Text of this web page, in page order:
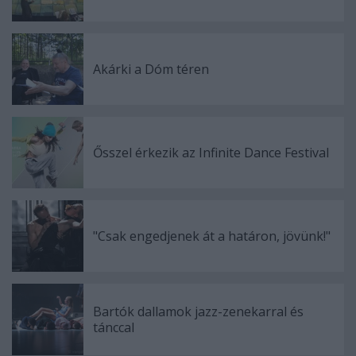
Akárki a Dóm téren
Ősszel érkezik az Infinite Dance Festival
"Csak engedjenek át a határon, jövünk!"
Bartók dallamok jazz-zenekarral és
tánccal